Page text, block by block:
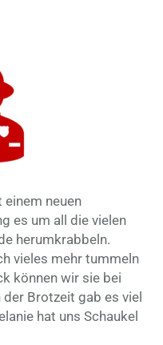
einem neuen
es um all die vielen
herumkrabbeln.
vieles mehr tummeln
können wir sie bei
Brotzeit gab es viel
hat uns Schaukel